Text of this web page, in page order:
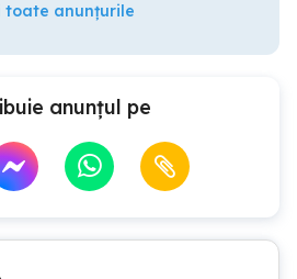
toate anunțurile
anunțul pe